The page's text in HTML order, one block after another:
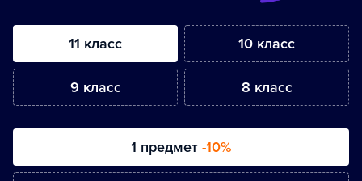
11 класс 10 класс
9 класс 8 класс
1 предмет -10%